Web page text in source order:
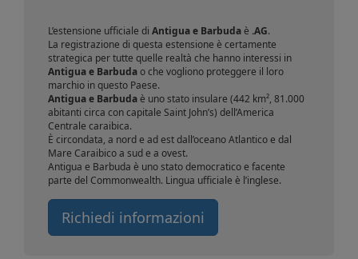
L’estensione ufficiale di Antigua e Barbudaè .AG.
La registrazione di questa estensione è certamente
strategica per tutte quelle realtà che hanno interessi in
Antigua e Barbudao che vogliono proteggere il loro
marchio in questo Paese.
Antigua e Barbudaè uno stato insulare (442 km², 81.000
abitanti circa con capitale Saint John’s) dell’America
Centrale caraibica.
È circondata, a nord e ad est dall’oceano Atlantico e dal
Mare Caraibico a sud e a ovest.
Antigua e Barbuda è uno stato democratico e facente
parte del Commonwealth. Lingua ufficiale è l’inglese.
Richiedi informazioni